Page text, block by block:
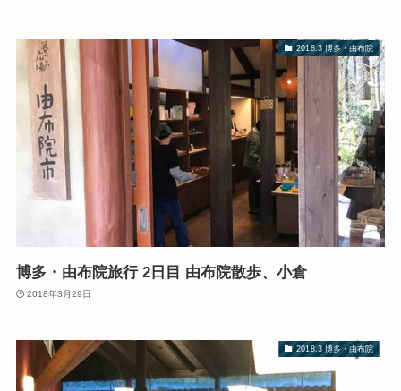
2018.3 博多・由布院
博多・由布院旅行 2日目 由布院散歩、小倉
2018年3月29日
2018.3 博多・由布院